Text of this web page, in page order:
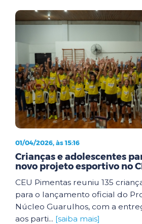
01/04/2026, às 15:16
Crianças e adolescentes
novo projeto esportivo no
CEU Pimentas reuniu 135
para o lançamento oficial do
Núcleo Guarulhos, com a
aos parti... [saiba mais]